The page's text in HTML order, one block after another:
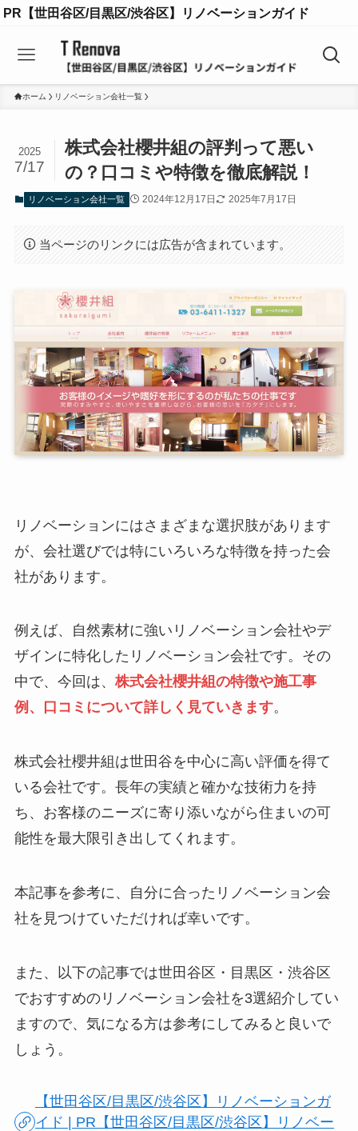
PR【世田谷区/目黒区/渋谷区】リノベーションガイド
ホーム リノベーション会社一覧
株式会社櫻井組の評判って悪い
の？口コミや特徴を徹底解説！
2025
7/17
リノベーション会社一覧 2024年12月17日 2025年7月17日
当ページのリンクには広告が含まれています。
リノベーションにはさまざまな選択肢があります
が、会社選びでは特にいろいろな特徴を持った会
社があります。
例えば、自然素材に強いリノベーション会社やデ
ザインに特化したリノベーション会社です。その
中で、今回は、 株式会社櫻井組の特徴や施工事
例、口コミについて詳しく見ていきます。
株式会社櫻井組は世田谷を中心に高い評価を得て
いる会社です。長年の実績と確かな技術力を持
ち、お客様のニーズに寄り添いながら住まいの可
能性を最大限引き出してくれます。
本記事を参考に、自分に合ったリノベーション会
社を見つけていただければ幸いです。
また、以下の記事では世田谷区・目黒区・渋谷区
でおすすめのリノベーション会社を3選紹介してい
ますので、気になる方は参考にしてみると良いで
しょう。
【世田谷区/目黒区/渋谷区】リノベーションガ
イド | PR【世田谷区/目黒区/渋谷区】リノベー